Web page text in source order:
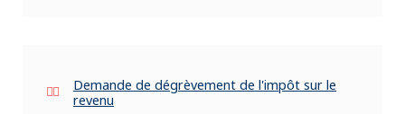
Demande de dégrèvement de l'impôt sur le
revenu